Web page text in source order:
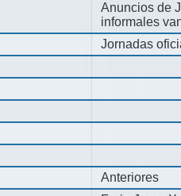
Anuncios de
informales
Jornadas
Anteriores